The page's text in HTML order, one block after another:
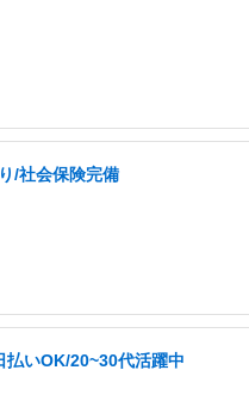
/社会保険完備
払いOK/20~30代活躍中